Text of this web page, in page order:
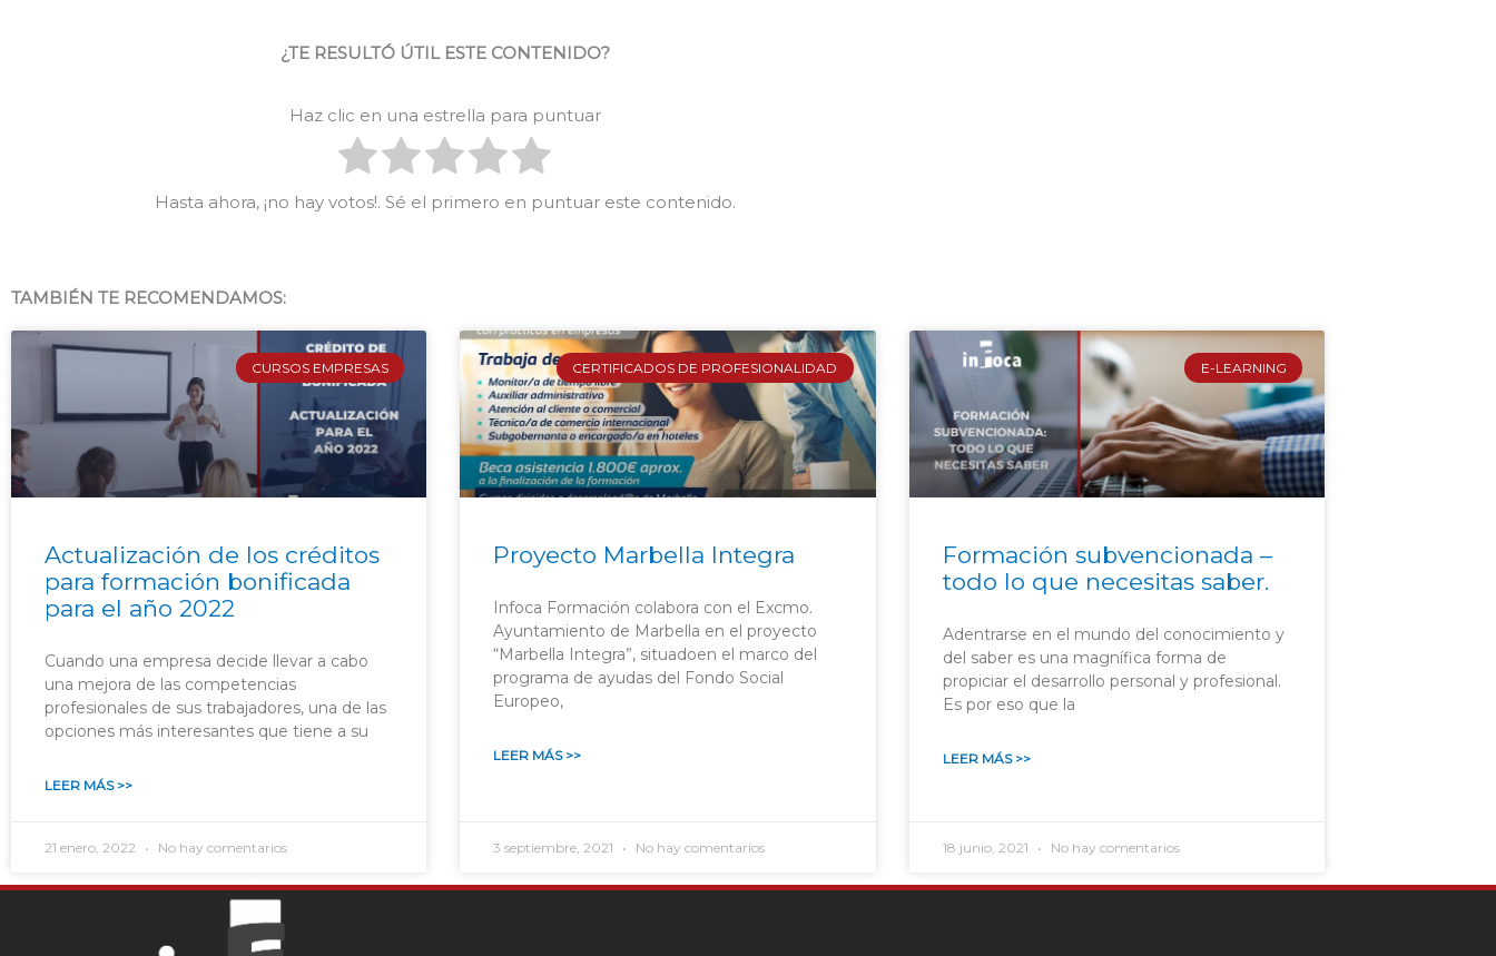
¿TE RESULTÓ ÚTIL ESTE CONTENIDO?
Haz clic en una estrella para puntuar
Hasta ahora, ¡no hay votos!. Sé el primero en puntuar este contenido.
TAMBIÉN TE RECOMENDAMOS:
CURSOS EMPRESAS
Actualización de los créditos
para formación bonificada
para el año 2022
Cuando una empresa decide llevar a cabo
una mejora de las competencias
profesionales de sus trabajadores, una de las
opciones más interesantes que tiene a su
LEER MÁS >>
21 enero, 2022 No hay comentarios
CERTIFICADOS DE PROFESIONALIDAD
Proyecto Marbella Integra
Infoca Formación colabora con el Excmo.
Ayuntamiento de Marbella en el proyecto
“Marbella Integra”, situadoen el marco del
programa de ayudas del Fondo Social
Europeo,
LEER MÁS >>
3 septiembre, 2021 No hay comentarios
E-LEARNING
Formación subvencionada –
todo lo que necesitas saber.
Adentrarse en el mundo del conocimiento y
del saber es una magnífica forma de
propiciar el desarrollo personal y profesional.
Es por eso que la
LEER MÁS >>
18 junio, 2021 No hay comentarios